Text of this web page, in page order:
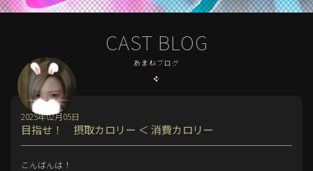
CAST BLOG
あまねブログ
目指せ！ 摂取カロリー ＜ 消費カロリー
2025年02月05日
こんばんは！